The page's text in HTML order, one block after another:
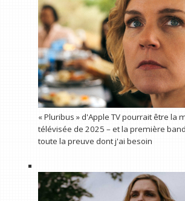
« Pluribus » d'Apple TV pourrait être la
télévisée de 2025 – et la première
toute la preuve dont j'ai besoin